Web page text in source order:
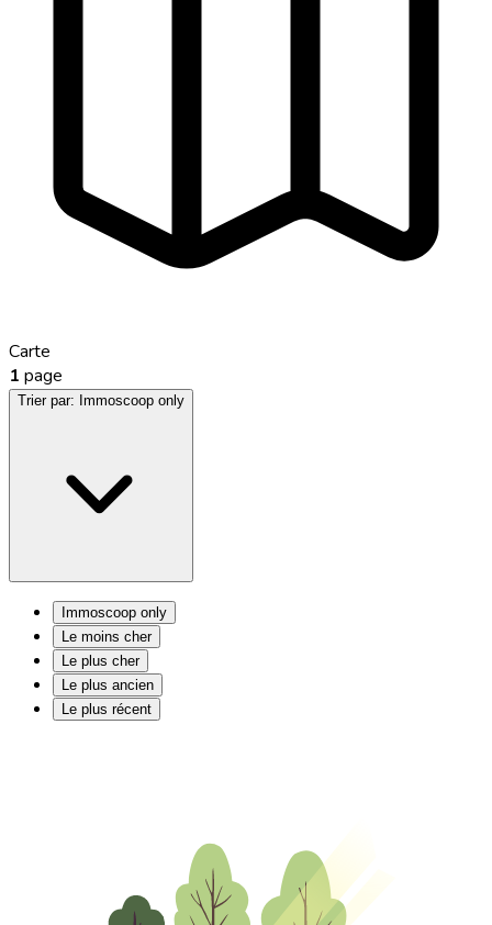
Carte
1 page
Trier par: Immoscoop only
Immoscoop only
Le moins cher
Le plus cher
Le plus ancien
Le plus récent